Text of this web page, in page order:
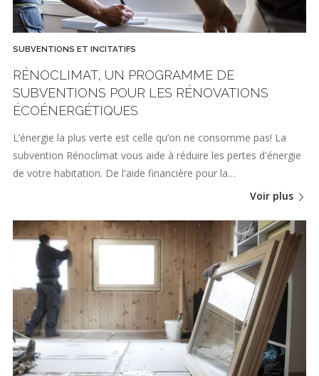
SUBVENTIONS ET INCITATIFS
RÉNOCLIMAT, UN PROGRAMME DE
SUBVENTIONS POUR LES RÉNOVATIONS
ÉCOÉNERGÉTIQUES
L’énergie la plus verte est celle qu’on ne consomme pas! La
subvention Rénoclimat vous aide à réduire les pertes d'énergie
de votre habitation. De l'aide financière pour la…
Voir plus